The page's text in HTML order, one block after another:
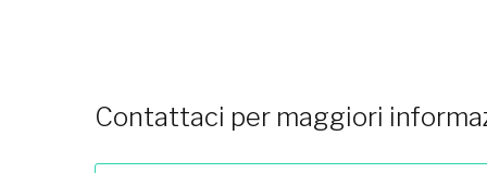
Contattaci per maggiori